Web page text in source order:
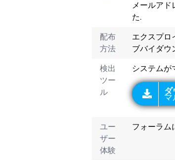
メールア
た.
配布
方法
エクスプロ
ブバイダウ
検出
ツー
ル
システムが
ユー
ザー
体験
フォーラム